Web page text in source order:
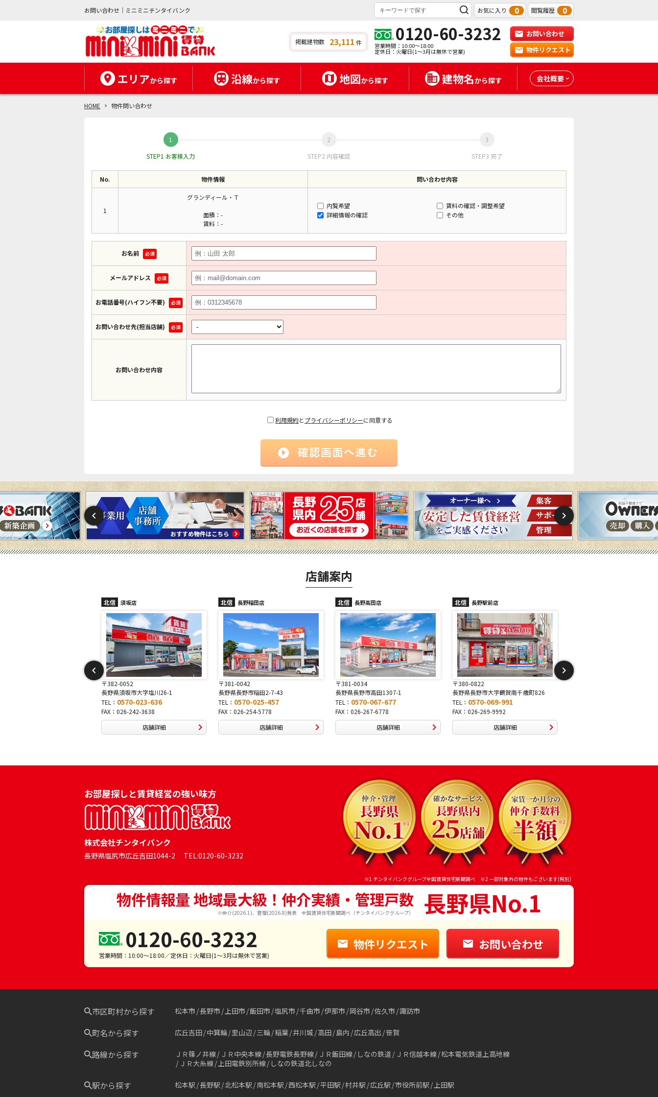
お問い合わせ｜ミニミニチンタイバンク お気に入り 0 閲覧履歴 0
掲載建物数 23,111 件 0120-60-3232
営業時間：10:00～18:00
定休日：火曜日(1～3月は無休で営業)
お問い合わせ
物件リクエスト
エリアから探す 沿線から探す 地図から探す 建物名から探す 会社概要
HOME 物件問い合わせ
STEP1 お客様入力 STEP2 内容確認 STEP3 完了
No. 物件情報 問い合わせ内容
1
グランディール・Ｔ
面積：-
賃料：-
内覧希望
賃料の確認・調整希望
詳細情報の確認
その他
お名前 必須
メールアドレス 必須
お電話番号(ハイフン不要) 必須
お問い合わせ先(担当店舗) 必須
お問い合わせ内容
利用規約とプライバシーポリシーに同意する
店舗案内
長野県須坂市大字塩川26-1
長野県長野市稲田2-7-43
TEL：
FAX：026-254-5778
店舗詳細
長野県長野市高田1307-1
TEL：
FAX：026-267-6778
店舗詳細
長野県長野市大字鶴賀南千歳町826
TEL：
FAX：026-269-9992
店舗詳細
長野県長野市稲里1-5-25
TEL：
FAX：026-286-7888
店舗詳細
お部屋探しと賃貸経営の強い味方
株式会社チンタイバンク
長野県塩尻市広丘吉田1044-2 TEL:0120-60-3232
※1 チンタイバンクグループ全国賃貸住宅新聞調べ ※2 一部対象外の物件もございます(税別)
物件情報量 地域最大級！仲介実績・管理戸数
※仲介(2026.1)、管理(2026.8)発表 全国賃貸住宅新聞調べ（チンタイバンクグループ） 長野県No.1
0120-60-3232
営業時間：10:00～18:00／定休日：火曜日(1～3月は無休で営業)
物件リクエスト お問い合わせ
市区町村から探す 松本市 長野市 上田市 飯田市 塩尻市 千曲市 伊那市 岡谷市 佐久市 諏訪市
町名から探す 広丘吉田 中箕輪 里山辺 三輪 稲葉 井川城 高田 島内 広丘高出 笹賀
路線から探す ＪＲ篠ノ井線 ＪＲ中央本線 長野電鉄長野線 ＪＲ飯田線 しなの鉄道 ＪＲ信越本線 松本電気鉄道上高地線
ＪＲ大糸線 上田電鉄別所線 しなの鉄道北しなの
駅から探す 松本駅 長野駅 北松本駅 南松本駅 西松本駅 平田駅 村井駅 広丘駅 市役所前駅 上田駅